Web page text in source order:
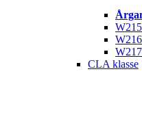
CLA klasse